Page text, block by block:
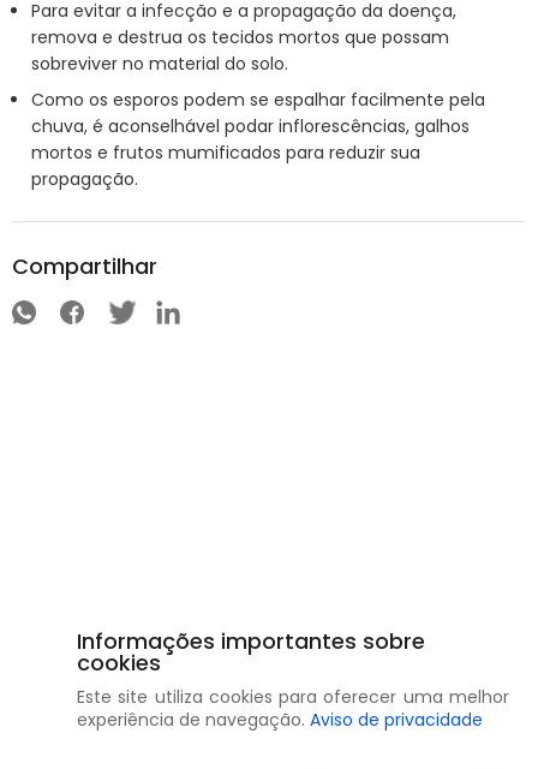
Para evitar a infecção e a propagação da doença,
remova e destrua os tecidos mortos que possam
sobreviver no material do solo.
Como os esporos podem se espalhar facilmente pela
chuva, é aconselhável podar inflorescências, galhos
mortos e frutos mumificados para reduzir sua
propagação.
Compartilhar
Informações importantes sobre
cookies
Este site utiliza cookies para oferecer uma melhor
experiência de navegação. Aviso de privacidade